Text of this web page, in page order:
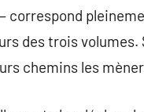
des trois
chemins les